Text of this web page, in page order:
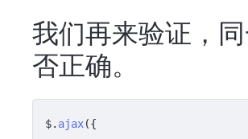
我们再来验证，
否正确。
$. ajax({